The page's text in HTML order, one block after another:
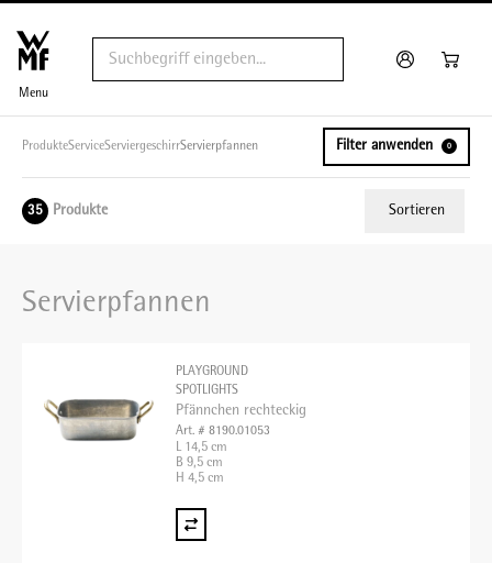
Menu
ProdukteServiceServiergeschirrServierpfannen Filter anwenden 0
35 Produkte Sortieren
Servierpfannen
PLAYGROUND
SPOTLIGHTS
Pfännchen rechteckig
Art. # 8190.01053
L 14,5 cm
B 9,5 cm
H 4,5 cm